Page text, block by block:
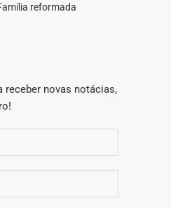
reformada
receber novas notácias,